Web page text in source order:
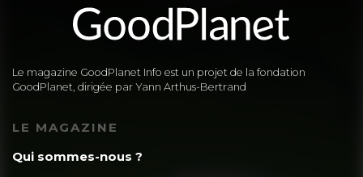
Le magazine GoodPlanet Info est un projet de la fondation
GoodPlanet, dirigée par Yann Arthus-Bertrand
LE MAGAZINE
Qui sommes-nous ?